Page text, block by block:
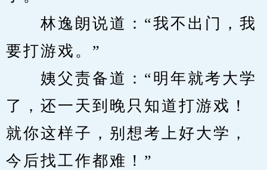
林逸朗说道：“我不出门，我
要打游戏。”
姨父责备道：“明年就考大学
了，还一天到晚只知道打游戏！
就你这样子，别想考上好大学，
今后找工作都难！”